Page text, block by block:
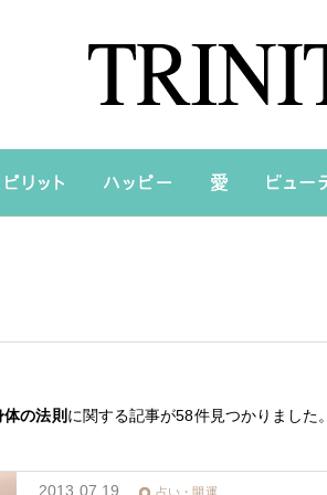
の法則 に関する記事が58件見つかりました。
2013.07.19 占い・開運